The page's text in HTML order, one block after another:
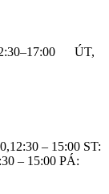
ÚT,
– 15:00 ST:
– 15:00 PÁ: